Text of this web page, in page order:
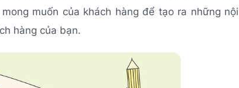
muốn của khách hàng để tạo ra những nội
hàng của bạn.